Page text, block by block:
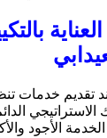
تقديم خدمات
الأجود